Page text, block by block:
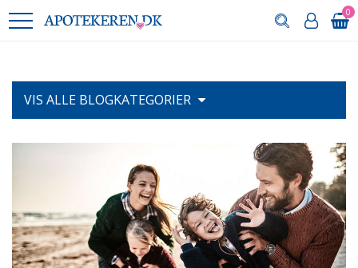
0
VIS ALLE BLOGKATEGORIER